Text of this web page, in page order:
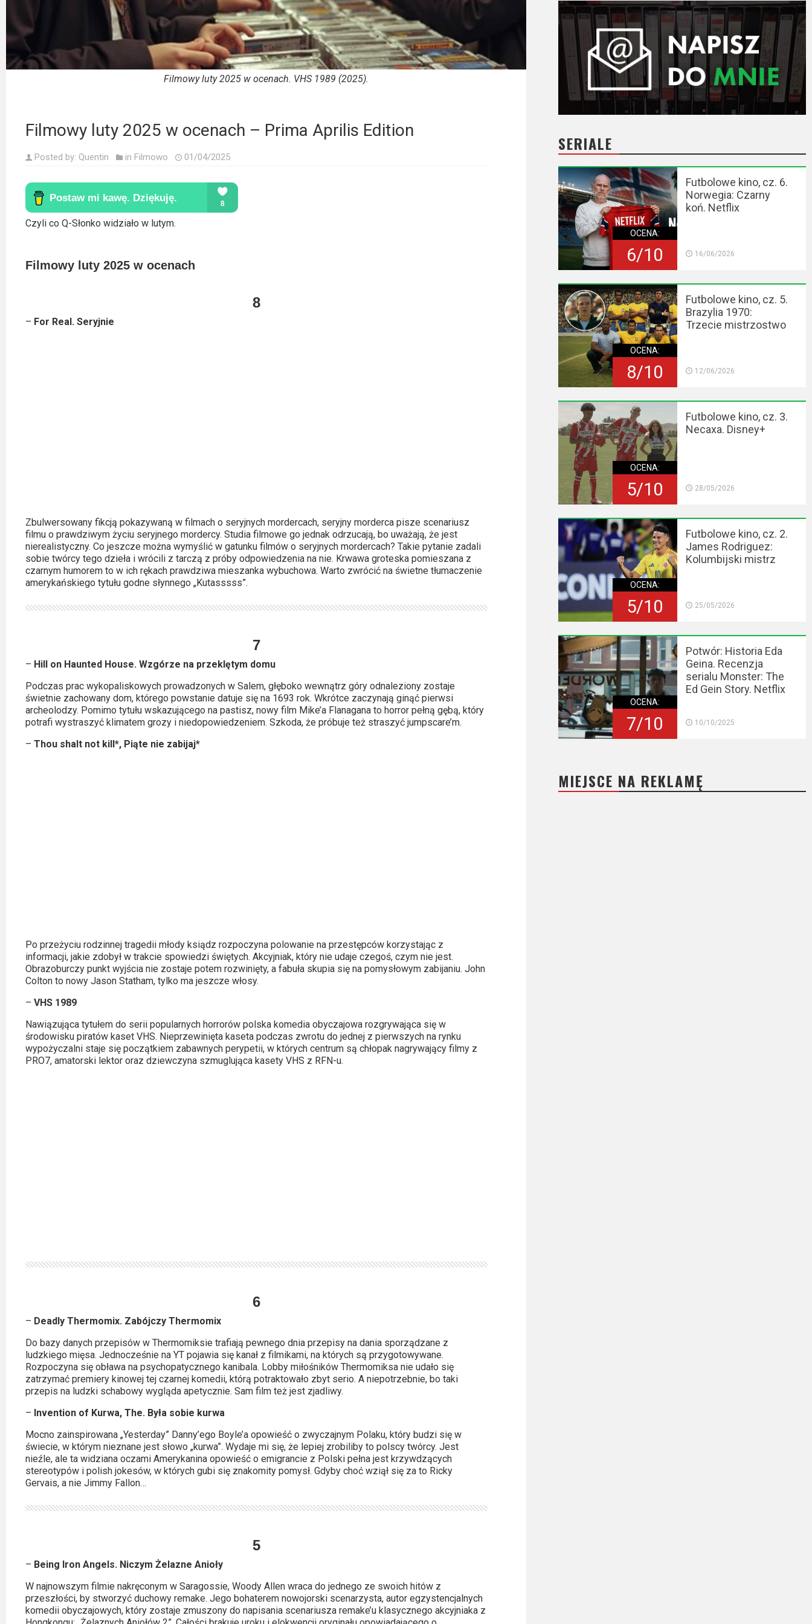
polskie
Komedie
Korea
oparte
na
Thrillery
Streaming
Prime
Apple
TV
Podsumowania
2023
2022
2021
2018
2016
2017
Filmowy luty 2025 w ocenach. VHS 1989 (2025).
Filmowy luty 2025 w ocenach – Prima Aprilis Edition
Posted by: Quentin in Filmowo 01/04/2025
Czyli co Q-Słonko widziało w lutym.
Filmowy luty 2025 w ocenach
8
– For Real. Seryjnie
Zbulwersowany fikcją pokazywaną w filmach o seryjnych mordercach, seryjny morderca pisze scenariusz
filmu o prawdziwym życiu seryjnego mordercy. Studia filmowe go jednak odrzucają, bo uważają, że jest
nierealistyczny. Co jeszcze można wymyślić w gatunku filmów o seryjnych mordercach? Takie pytanie zadali
sobie twórcy tego dzieła i wrócili z tarczą z próby odpowiedzenia na nie. Krwawa groteska pomieszana z
czarnym humorem to w ich rękach prawdziwa mieszanka wybuchowa. Warto zwrócić na świetne tłumaczenie
amerykańskiego tytułu godne słynnego „Kutasssss”.
7
– Hill on Haunted House. Wzgórze na przeklętym domu
Podczas prac wykopaliskowych prowadzonych w Salem, głęboko wewnątrz góry odnaleziony zostaje
świetnie zachowany dom, którego powstanie datuje się na 1693 rok. Wkrótce zaczynają ginąć pierwsi
archeolodzy. Pomimo tytułu wskazującego na pastisz, nowy film Mike’a Flanagana to horror pełną gębą, który
potrafi wystraszyć klimatem grozy i niedopowiedzeniem. Szkoda, że próbuje też straszyć jumpscare’m.
– Thou shalt not kill*, Piąte nie zabijaj*
Po przeżyciu rodzinnej tragedii młody ksiądz rozpoczyna polowanie na przestępców korzystając z
informacji, jakie zdobył w trakcie spowiedzi świętych. Akcyjniak, który nie udaje czegoś, czym nie jest.
Obrazoburczy punkt wyjścia nie zostaje potem rozwinięty, a fabuła skupia się na pomysłowym zabijaniu. John
Colton to nowy Jason Statham, tylko ma jeszcze włosy.
– VHS 1989
Nawiązująca tytułem do serii popularnych horrorów polska komedia obyczajowa rozgrywająca się w
środowisku piratów kaset VHS. Nieprzewinięta kaseta podczas zwrotu do jednej z pierwszych na rynku
wypożyczalni staje się początkiem zabawnych perypetii, w których centrum są chłopak nagrywający filmy z
PRO7, amatorski lektor oraz dziewczyna szmuglująca kasety VHS z RFN-u.
6
– Deadly Thermomix. Zabójczy Thermomix
Do bazy danych przepisów w Thermomiksie trafiają pewnego dnia przepisy na dania sporządzane z
ludzkiego mięsa. Jednocześnie na YT pojawia się kanał z filmikami, na których są przygotowywane.
Rozpoczyna się obława na psychopatycznego kanibala. Lobby miłośników Thermomiksa nie udało się
zatrzymać premiery kinowej tej czarnej komedii, którą potraktowało zbyt serio. A niepotrzebnie, bo taki
przepis na ludzki schabowy wygląda apetycznie. Sam film też jest zjadliwy.
– Invention of Kurwa, The. Była sobie kurwa
Mocno zainspirowana „Yesterday” Danny’ego Boyle’a opowieść o zwyczajnym Polaku, który budzi się w
świecie, w którym nieznane jest słowo „kurwa”. Wydaje mi się, że lepiej zrobiliby to polscy twórcy. Jest
nieźle, ale ta widziana oczami Amerykanina opowieść o emigrancie z Polski pełna jest krzywdzących
stereotypów i polish jokesów, w których gubi się znakomity pomysł. Gdyby choć wziął się za to Ricky
Gervais, a nie Jimmy Fallon…
5
– Being Iron Angels. Niczym Żelazne Anioły
W najnowszym filmie nakręconym w Saragossie, Woody Allen wraca do jednego ze swoich hitów z
przeszłości, by stworzyć duchowy remake. Jego bohaterem nowojorski scenarzysta, autor egzystencjalnych
komedii obyczajowych, który zostaje zmuszony do napisania scenariusza remake’u klasycznego akcyjniaka z
SERIALE
OCENA:
6/10
Futbolowe kino, cz. 6.
Norwegia: Czarny
koń. Netflix
16/06/2026
OCENA:
8/10
Futbolowe kino, cz. 5.
Brazylia 1970:
Trzecie mistrzostwo
12/06/2026
OCENA:
5/10
Futbolowe kino, cz. 3.
Necaxa. Disney+
28/05/2026
OCENA:
5/10
Futbolowe kino, cz. 2.
James Rodriguez:
Kolumbijski mistrz
25/05/2026
OCENA:
7/10
Potwór: Historia Eda
Geina. Recenzja
serialu Monster: The
Ed Gein Story. Netflix
10/10/2025
MIEJSCE NA REKLAMĘ